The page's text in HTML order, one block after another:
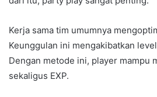
Kerja sama tim umumnya
Keunggulan ini mengakibatkan
Dengan metode ini, player mampu
sekaligus EXP.